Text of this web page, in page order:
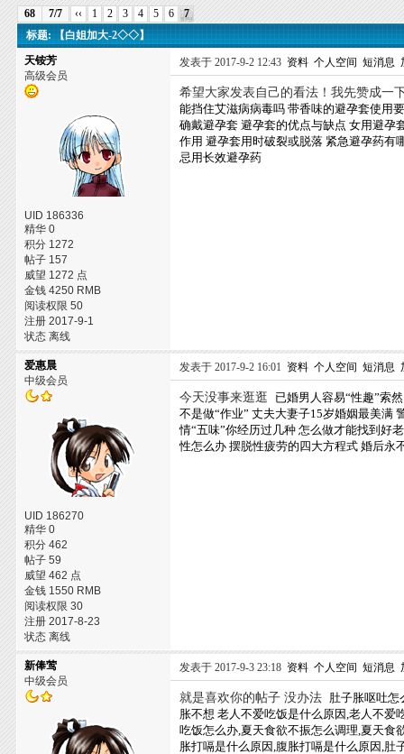
68
7/7 ‹‹ 1 2 3 4 5 6
7
标题: 【白姐加大-2◇◇】
天铵芳
高级会员
UID 186336
精华 0
积分 1272
帖子 157
威望 1272 点
金钱 4250 RMB
阅读权限 50
注册 2017-9-1
状态 离线
发表于 2017-9-2 12:43 资料 个人空间 短消息
希望大家发表自己的看法！我先赞成一
能挡住艾滋病病毒吗 带香味的避孕套使用
确戴避孕套 避孕套的优点与缺点 女用避孕
作用 避孕套用时破裂或脱落 紧急避孕药有
忌用长效避孕药
爱惠晨
中级会员
UID 186270
精华 0
积分 462
帖子 59
威望 462 点
金钱 1550 RMB
阅读权限 30
注册 2017-8-23
状态 离线
发表于 2017-9-2 16:01 资料 个人空间 短消息
今天没事来逛逛
已婚男人容易“性趣”索然
不是做“作业” 丈夫大妻子15岁婚姻最美满
情“五味”你经历过几种 怎么做才能找到好
性怎么办 摆脱性疲劳的四大方程式 婚后永
新俸莺
中级会员
发表于 2017-9-3 23:18 资料 个人空间 短消息
就是喜欢你的帖子 没办法 肚子胀呕吐怎
胀不想 老人不爱吃饭是什么原因,老人不爱
吃饭怎么办,夏天食欲不振怎么调理,夏天食
胀打嗝是什么原因,腹胀打嗝是什么原因,肚